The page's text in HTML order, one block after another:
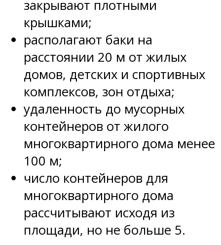
закрывают плотными
крышками;
располагают баки на
расстоянии 20 м от жилых
домов, детских и спортивных
комплексов, зон отдыха;
удаленность до мусорных
контейнеров от жилого
многоквартирного дома менее
100 м;
число контейнеров для
многоквартирного дома
рассчитывают исходя из
площади, но не больше 5.